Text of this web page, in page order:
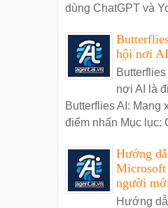
dùng ChatGPT và
hội nơi
nơi AI là
Butterflies AI: Mạng
điểm nhấn Mục lục:
Hướng
người
Hướng